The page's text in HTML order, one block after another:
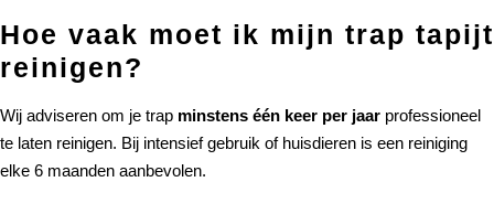
Hoe vaak moet ik mijn trap tapijt
reinigen?
Wij adviseren om je trap minstens één keer per jaar professioneel
te laten reinigen. Bij intensief gebruik of huisdieren is een reiniging
elke 6 maanden aanbevolen.